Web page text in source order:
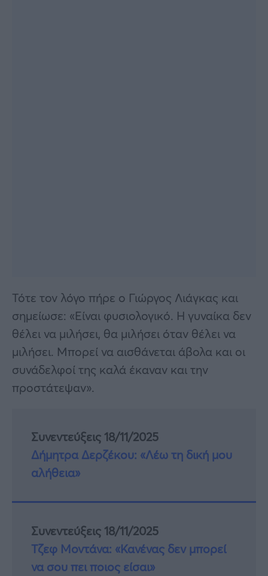
Τότε τον λόγο πήρε ο Γιώργος Λιάγκας και
σημείωσε: «Είναι φυσιολογικό. Η γυναίκα δεν
θέλει να μιλήσει, θα μιλήσει όταν θέλει να
μιλήσει. Μπορεί να αισθάνεται άβολα και οι
συνάδελφοί της καλά έκαναν και την
προστάτεψαν».
Συνεντεύξεις 18/11/2025
Δήμητρα Δερζέκου: «Λέω τη δική μου
αλήθεια»
Συνεντεύξεις 18/11/2025
Τζεφ Μοντάνα: «Κανένας δεν μπορεί
να σου πει ποιος είσαι»